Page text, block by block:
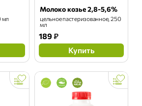
мл
Молоко козье 2,8-5,6%
цельное пастеризованное, 250
мл
189₽
Купить